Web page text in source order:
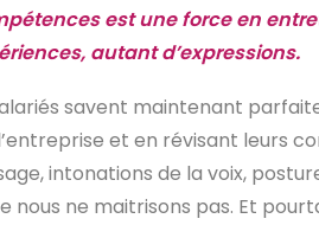
est une force en
autant d’expressions.
savent maintenant
et en révisant leurs
intonations de la voix,
nous ne maitrisons pas. Et